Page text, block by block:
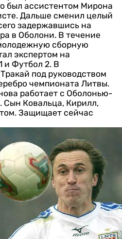
был ассистентом Мирона
Дальше сменил целый
задержавшись на
в Оболони. В течение
сборную
экспертом на
и Футбол 2. В
под руководством
чемпионата Литвы.
работает с Оболонью-
Сын Ковальца, Кирилл,
Защищает сейчас